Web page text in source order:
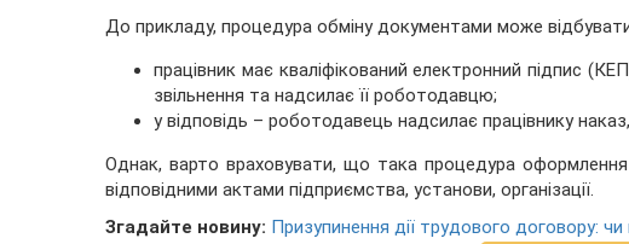
До прикладу, процедура обміну документами може
працівник має кваліфікований електронний підпис
звільнення та надсилає її роботодавцю;
у відповідь – роботодавець надсилає працівнику
Однак, варто враховувати, що така процедура
відповідними актами підприємства, установи, організації.
Згадайте новину: Призупинення дії трудового договору: